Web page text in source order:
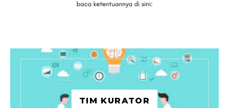
TIM KURATOR